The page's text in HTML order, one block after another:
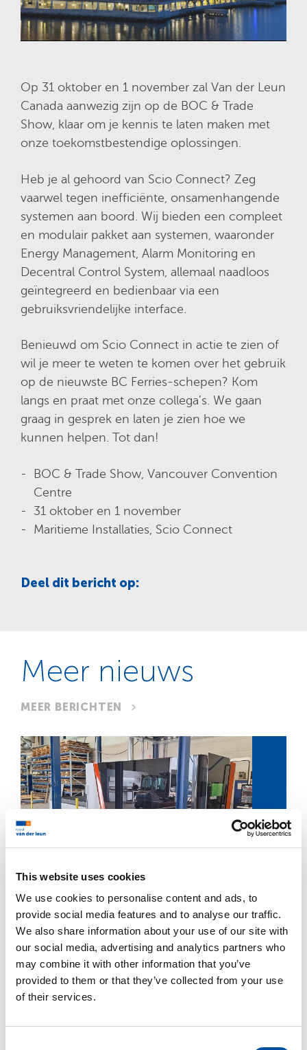
This website uses cookies
We use cookies to personalise content and ads, to
provide social media features and to analyse our traffic.
We also share information about your use of our site with
our social media, advertising and analytics partners who
may combine it with other information that you’ve
provided to them or that they’ve collected from your use
of their services.
Op 31 oktober en 1 november zal Van der Leun
Canada aanwezig zijn op de BOC & Trade
Show, klaar om je kennis te laten maken met
onze toekomstbestendige oplossingen.
Heb je al gehoord van Scio Connect? Zeg
vaarwel tegen inefficiënte, onsamenhangende
systemen aan boord. Wij bieden een compleet
en modulair pakket aan systemen, waaronder
Energy Management, Alarm Monitoring en
Decentral Control System, allemaal naadloos
geïntegreerd en bedienbaar via een
gebruiksvriendelijke interface.
Benieuwd om Scio Connect in actie te zien of
wil je meer te weten te komen over het gebruik
op de nieuwste BC Ferries-schepen? Kom
langs en praat met onze collega’s. We gaan
graag in gesprek en laten je zien hoe we
kunnen helpen. Tot dan!
BOC & Trade Show, Vancouver Convention
Centre
31 oktober en 1 november
Maritieme Installaties, Scio Connect
Deel dit bericht op:
Meer nieuws
MEER BERICHTEN
21
JUL
Een futuristische aanwinst in onze
metaalwerkplaats!
Met trots introduceren we onze splinternieuwe
Bodor Laser P3 20 kW.